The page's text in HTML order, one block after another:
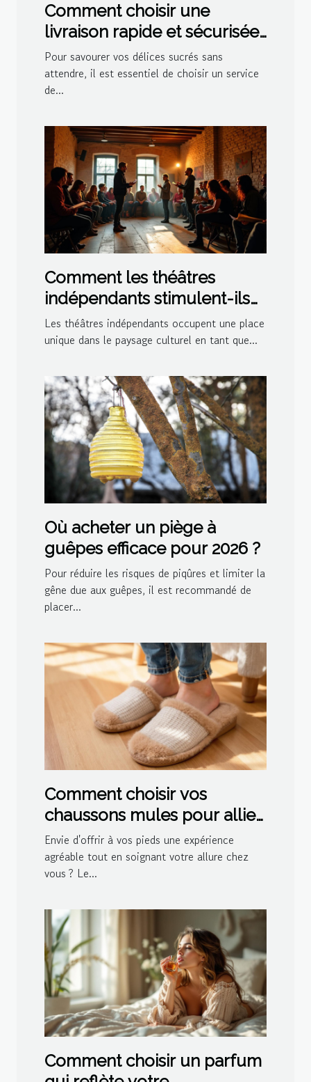
Comment choisir une
livraison rapide et sécurisée
pour vos délices sucrés ?
Pour savourer vos délices sucrés sans
attendre, il est essentiel de choisir un service
de...
Comment les théâtres
indépendants stimulent-ils
la créativité culturelle ?
Les théâtres indépendants occupent une place
unique dans le paysage culturel en tant que...
Où acheter un piège à
guêpes efficace pour 2026 ?
Pour réduire les risques de piqûres et limiter la
gêne due aux guêpes, il est recommandé de
placer...
Comment choisir vos
chaussons mules pour allier
confort et style ?
Envie d'offrir à vos pieds une expérience
agréable tout en soignant votre allure chez
vous ? Le...
Comment choisir un parfum